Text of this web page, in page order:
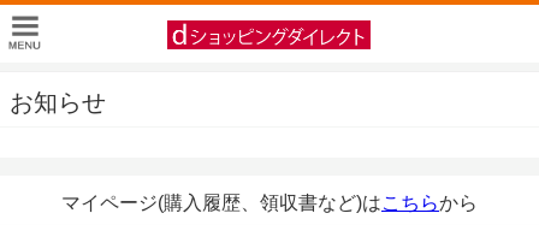
お知らせ
マイページ(購入履歴、領収書など)はこちらから